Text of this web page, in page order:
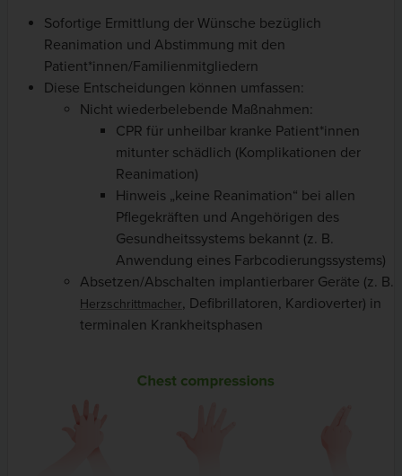
Sofortige Ermittlung der Wünsche bezüglich
Reanimation und Abstimmung mit den
Patient*innen/Familienmitgliedern
Diese Entscheidungen können umfassen:
Nicht wiederbelebende Maßnahmen:
CPR für unheilbar kranke Patient*innen
mitunter schädlich (Komplikationen der
Reanimation)
Hinweis „keine Reanimation“ bei allen
Pflegekräften und Angehörigen des
Gesundheitssystems bekannt (z. B.
Anwendung eines Farbcodierungssystems)
Absetzen/Abschalten implantierbarer Geräte (z. B.
Herzschrittmacher, Defibrillatoren, Kardioverter) in
terminalen Krankheitsphasen